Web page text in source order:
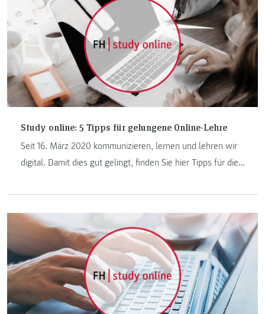
Study online: 5 Tipps für gelungene Online-Lehre
Seit 16. März 2020 kommunizieren, lernen und lehren wir
digital. Damit dies gut gelingt, finden Sie hier Tipps für die